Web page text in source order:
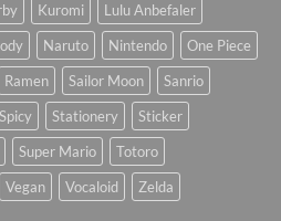
Kuromi
Lulu Anbefaler
Naruto Nintendo
One Piece
Ramen Sailor Moon
Sanrio
Spicy Stationery
Sticker
Super Mario
Totoro
Vegan Vocaloid Zelda